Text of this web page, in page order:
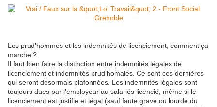
Les prud’hommes et les indemnités de licenciement, comment ça
marche ?
Il faut bien faire la distinction entre indemnités légales de
licenciement et indemnités prud’homales. Ce sont ces dernières
qui seront désormais plafonnées. Les indemnités légales sont
toujours dues par l’employeur au salariés licencié, même si le
licenciement est justifié et légal (sauf faute grave ou lourde du